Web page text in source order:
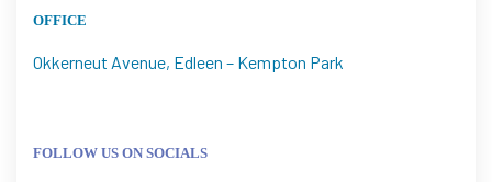
OFFICE
Okkerneut Avenue, Edleen – Kempton Park
FOLLOW US ON SOCIALS